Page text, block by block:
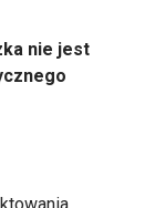
nie jest